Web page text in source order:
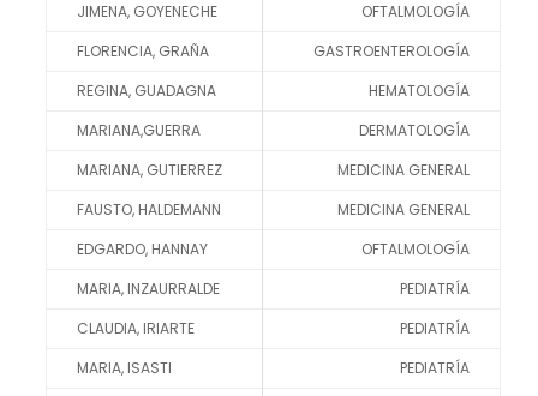
JIMENA, GOYENECHE
OFTALMOLOGÍA
FLORENCIA, GRAÑA
GASTROENTEROLOGÍA
REGINA, GUADAGNA
HEMATOLOGÍA
MARIANA,GUERRA
DERMATOLOGÍA
MARIANA, GUTIERREZ
MEDICINA GENERAL
FAUSTO, HALDEMANN
MEDICINA GENERAL
EDGARDO, HANNAY
OFTALMOLOGÍA
MARIA, INZAURRALDE
PEDIATRÍA
CLAUDIA, IRIARTE
PEDIATRÍA
MARIA, ISASTI
PEDIATRÍA